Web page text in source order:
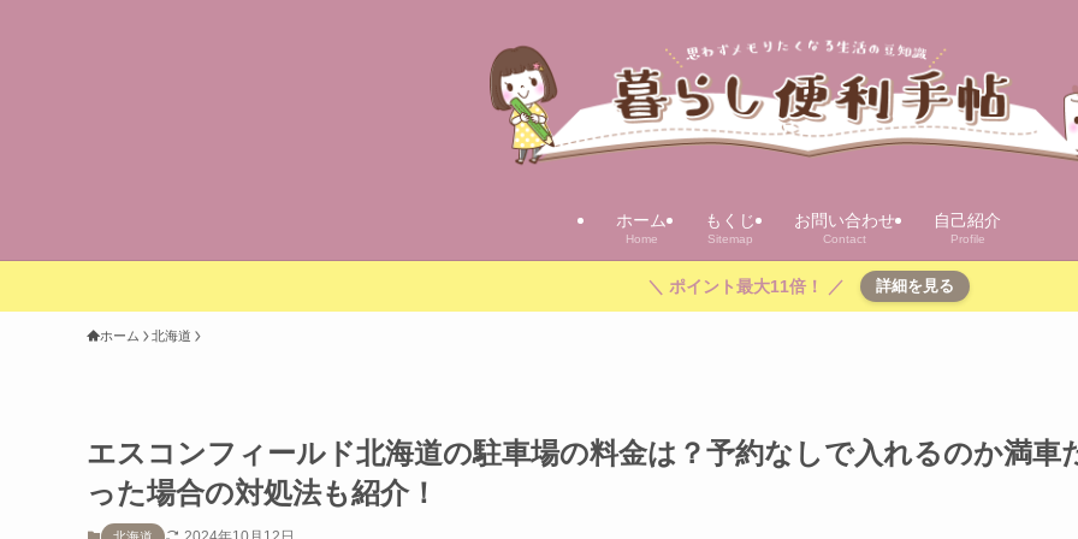
ホーム
Home
もくじ
Sitemap
お問い合わせ
Contact
自己紹介
Profile
＼ ポイント最大11倍！ ／ 詳細を見る
ホーム 北海道
エスコンフィールド北海道の駐車場の料金は？予約なしで入れるのか満車
った場合の対処法も紹介！